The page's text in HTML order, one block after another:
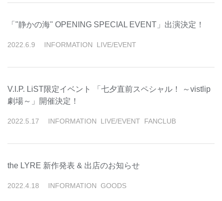
「"静かの海" OPENING SPECIAL EVENT」出演決定！
2022 6 9 INFORMATION LIVE/EVENT
V.I.P. LiST限定イベント 「七夕直前スペシャル！ ～vistlip
劇場～」開催決定！
2022 5 17 INFORMATION LIVE/EVENT FANCLUB
the LYRE 新作発表 & 出店のお知らせ
2022 4 18 INFORMATION GOODS